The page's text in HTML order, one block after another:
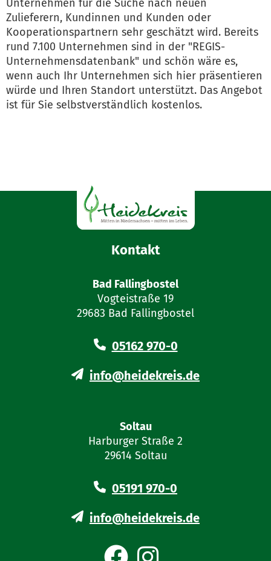
Unternehmen für die Suche nach neuen
Zulieferern, Kundinnen und Kunden oder
Kooperationspartnern sehr geschätzt wird. Bereits
rund 7.100 Unternehmen sind in der "REGIS-
Unternehmensdatenbank" und schön wäre es,
wenn auch Ihr Unternehmen sich hier präsentieren
würde und Ihren Standort unterstützt. Das Angebot
ist für Sie selbstverständlich kostenlos.
Kontakt
Bad Fallingbostel
Vogteistraße 19
29683 Bad Fallingbostel
05162 970-0
info@heidekreis.de
Soltau
Harburger Straße 2
29614 Soltau
05191 970-0
info@heidekreis.de